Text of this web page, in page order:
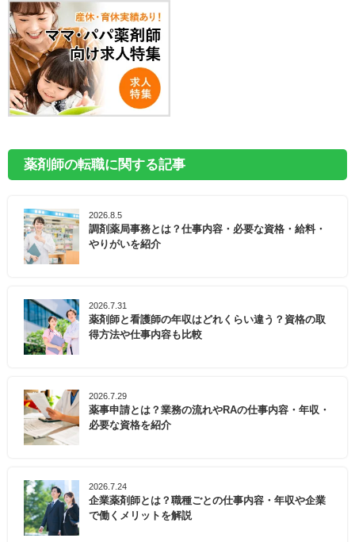
薬剤師の転職に関する記事
2026.8.5
調剤薬局事務とは？仕事内容・必要な資格・給料・
やりがいを紹介
2026.7.31
薬剤師と看護師の年収はどれくらい違う？資格の取
得方法や仕事内容も比較
2026.7.29
薬事申請とは？業務の流れやRAの仕事内容・年収・
必要な資格を紹介
2026.7.24
企業薬剤師とは？職種ごとの仕事内容・年収や企業
で働くメリットを解説